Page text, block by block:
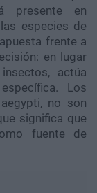
presente en
especies de
frente a
en lugar
actúa
Los
no son
significa que
fuente de